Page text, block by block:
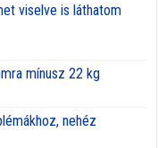
viselve is láthatom
mínusz 22 kg
nehéz